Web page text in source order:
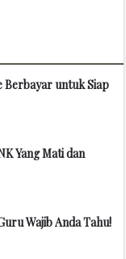
Berbayar untuk Siap
Yang Mati dan
Wajib Anda Tahu!